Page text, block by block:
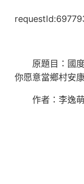
原題目：國度
你愿意當鄉村安
作者：李逸萌